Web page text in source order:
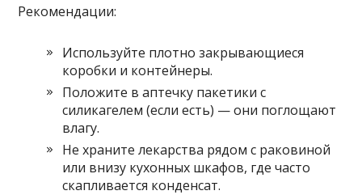
Рекомендации:
Используйте плотно закрывающиеся
коробки и контейнеры.
Положите в аптечку пакетики с
силикагелем (если есть) — они поглощают
влагу.
Не храните лекарства рядом с раковиной
или внизу кухонных шкафов, где часто
скапливается конденсат.